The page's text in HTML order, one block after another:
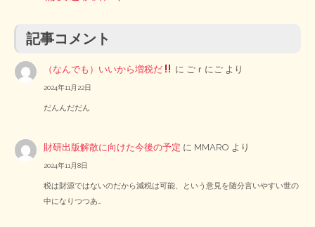
記事コメント
（なんでも）いいから増税だ に ごｒにご より
2024年11月22日
だんんだだん
財研出版解散に向けた今後の予定 に MMARO より
2024年11月8日
税は財源ではないのだから減税は可能、という意見を随分言いやすい世の
中になりつつあ…